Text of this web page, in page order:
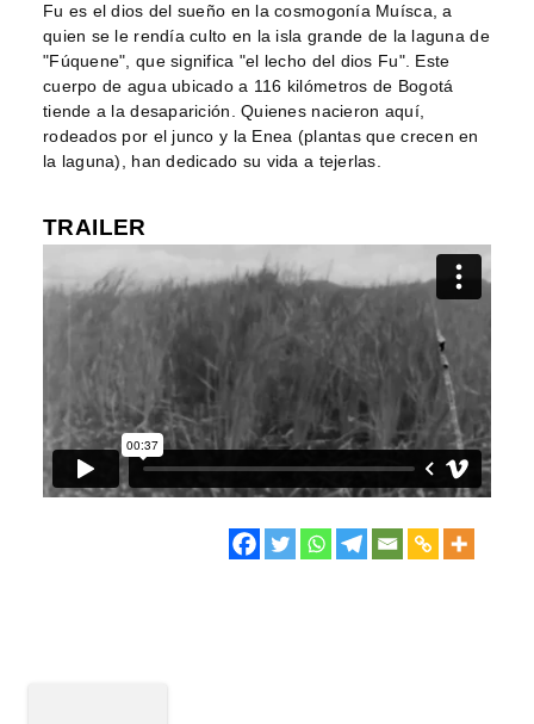
Fu es el dios del sueño en la cosmogonía Muísca, a
quien se le rendía culto en la isla grande de la laguna de
"Fúquene", que significa "el lecho del dios Fu". Este
cuerpo de agua ubicado a 116 kilómetros de Bogotá
tiende a la desaparición. Quienes nacieron aquí,
rodeados por el junco y la Enea (plantas que crecen en
la laguna), han dedicado su vida a tejerlas.
TRAILER